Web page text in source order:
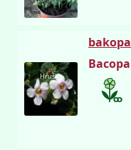
Hruška
bakopa
Bacopa